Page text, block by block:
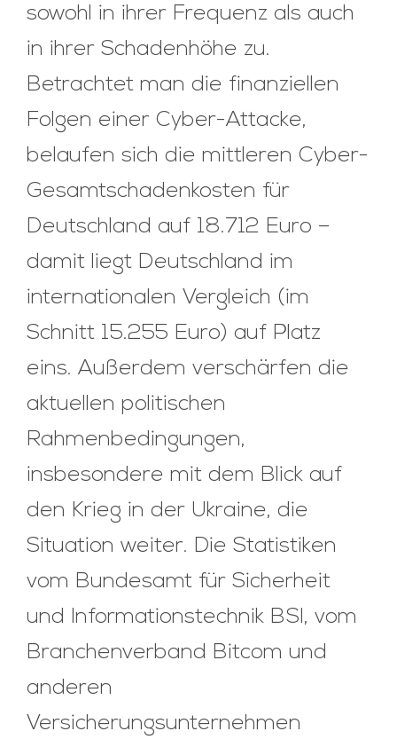
sowohl in ihrer Frequenz als auch
in ihrer Schadenhöhe zu.
Betrachtet man die finanziellen
Folgen einer Cyber-Attacke,
belaufen sich die mittleren Cyber-
Gesamtschadenkosten für
Deutschland auf 18.712 Euro –
damit liegt Deutschland im
internationalen Vergleich (im
Schnitt 15.255 Euro) auf Platz
eins. Außerdem verschärfen die
aktuellen politischen
Rahmenbedingungen,
insbesondere mit dem Blick auf
den Krieg in der Ukraine, die
Situation weiter. Die Statistiken
vom Bundesamt für Sicherheit
und Informationstechnik BSI, vom
Branchenverband Bitcom und
anderen
Versicherungsunternehmen